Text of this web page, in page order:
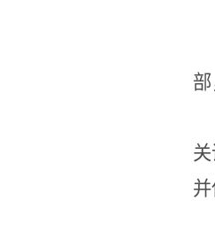
部